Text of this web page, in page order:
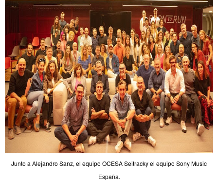
Junto a Alejandro Sanz, el equipo OCESA Seitracky el equipo Sony Music
España.